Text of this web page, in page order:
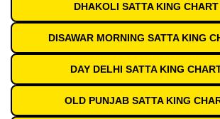
DHAKOLI SATTA KING
DISAWAR MORNING SATTA KING
DAY DELHI SATTA KING
OLD PUNJAB SATTA KING